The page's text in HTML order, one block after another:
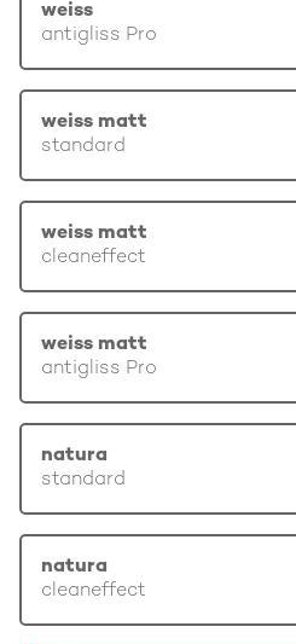
weiss
antigliss Pro
weiss matt
standard
weiss matt
cleaneffect
weiss matt
antigliss Pro
natura
standard
natura
cleaneffect